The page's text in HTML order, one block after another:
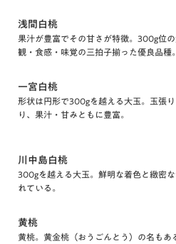
浅間白桃
果汁が豊富でその甘さが特徴。300g位
観・食感・味覚の三拍子揃った優良品種。
一宮白桃
形状は円形で300gを越える大玉。玉張
り、果汁・甘みともに豊富。
川中島白桃
300gを越える大玉。鮮明な着色と緻密
れている。
黄桃
黄桃。黄金桃（おうごんとう）の名もあ